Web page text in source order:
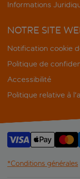
Informations
NOTRE SITE
Notification cookie
Politique de
Accessibilité
Politique relative à
*Conditions générales